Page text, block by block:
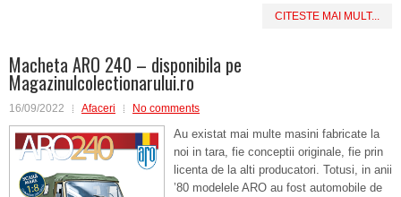
CITESTE MAI MULT...
Macheta ARO 240 – disponibila pe
Magazinulcolectionarului.ro
16/09/2022 Afaceri No comments
Au existat mai multe masini fabricate la
noi in tara, fie conceptii originale, fie prin
licenta de la alti producatori. Totusi, in anii
’80 modelele ARO au fost automobile de